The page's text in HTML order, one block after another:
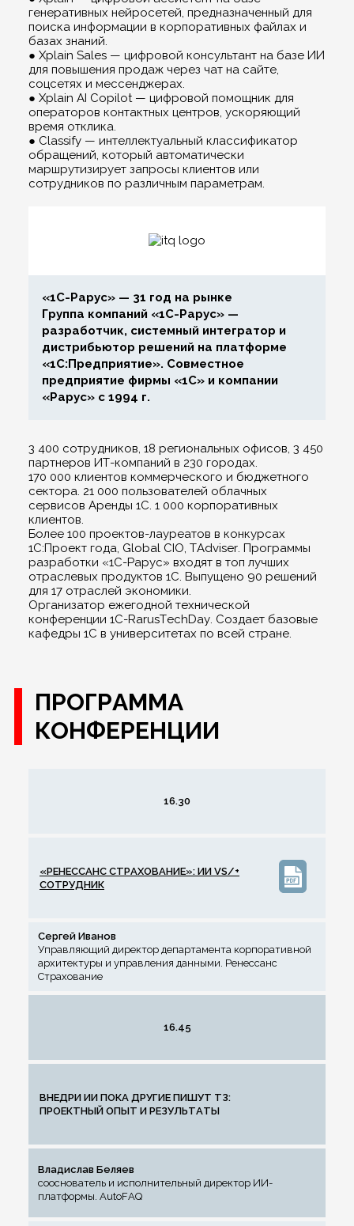
генеративных нейросетей, предназначенный для
поиска информации в корпоративных файлах и
базах знаний.
● Xplain Sales — цифровой консультант на базе ИИ
для повышения продаж через чат на сайте,
соцсетях и мессенджерах.
● Xplain AI Copilot — цифровой помощник для
операторов контактных центров, ускоряющий
время отклика.
● Classify — интеллектуальный классификатор
обращений, который автоматически
маршрутизирует запросы клиентов или
сотрудников по различным параметрам.
«1С-Рарус» — 31 год на рынке
Группа компаний «1С-Рарус» —
разработчик, системный интегратор и
дистрибьютор решений на платформе
«1С:Предприятие». Совместное
предприятие фирмы «1С» и компании
«Рарус» с 1994 г.
3 400 сотрудников, 18 региональных офисов, 3 450
партнеров ИТ‑компаний в 230 городах.
170 000 клиентов коммерческого и бюджетного
сектора. 21 000 пользователей облачных
сервисов Аренды 1С. 1 000 корпоративных
клиентов.
Более 100 проектов‑лауреатов в конкурсах
1С:Проект года, Global CIO, TAdviser. Программы
разработки «1С‑Рарус» входят в топ лучших
отраслевых продуктов 1С. Выпущено 90 решений
для 17 отраслей экономики.
Организатор ежегодной технической
конференции 1С‑RarusTechDay. Создает базовые
кафедры 1С в университетах по всей стране.
ПРОГРАММА
КОНФЕРЕНЦИИ
16.30
«РЕНЕССАНС СТРАХОВАНИЕ»: ИИ VS/+
СОТРУДНИК
Сергей Иванов
Управляющий директор департамента корпоративной
архитектуры и управления данными. Ренессанс
Страхование
16.45
ВНЕДРИ ИИ ПОКА ДРУГИЕ ПИШУТ ТЗ:
ПРОЕКТНЫЙ ОПЫТ И РЕЗУЛЬТАТЫ
Владислав Беляев
сооснователь и исполнительный директор ИИ-
платформы. AutoFAQ